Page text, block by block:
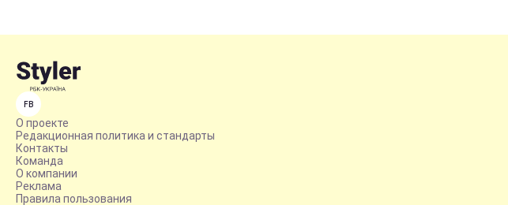
FB
О проекте
Редакционная политика и стандарты
Контакты
Команда
О компании
Реклама
Правила пользования